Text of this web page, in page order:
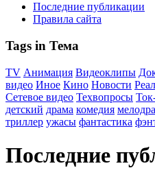
Последние публикации
Правила сайта
Tags in Тема
TV Анимация Видеоклипы
видео Иное Кино Новости
Сетевое видео Техвопросы
детский драма комедия
триллер ужасы фантастика
Последние